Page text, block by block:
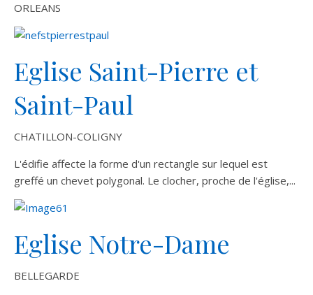
ORLEANS
Eglise Saint-Pierre et
Saint-Paul
CHATILLON-COLIGNY
L'édifie affecte la forme d'un rectangle sur lequel est
greffé un chevet polygonal. Le clocher, proche de l'église,...
Eglise Notre-Dame
BELLEGARDE